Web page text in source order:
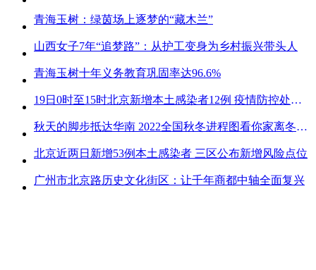
青海玉树：绿茵场上逐梦的“藏木兰”
山西女子7年“追梦路”：从护工变身为乡村振兴带头人
青海玉树十年义务教育巩固率达96.6%
19日0时至15时北京新增本土感染者12例 疫情防控处关键时刻
秋天的脚步抵达华南 2022全国秋冬进程图看你家离冬天有多远
北京近两日新增53例本土感染者 三区公布新增风险点位
广州市北京路历史文化街区：让千年商都中轴全面复兴